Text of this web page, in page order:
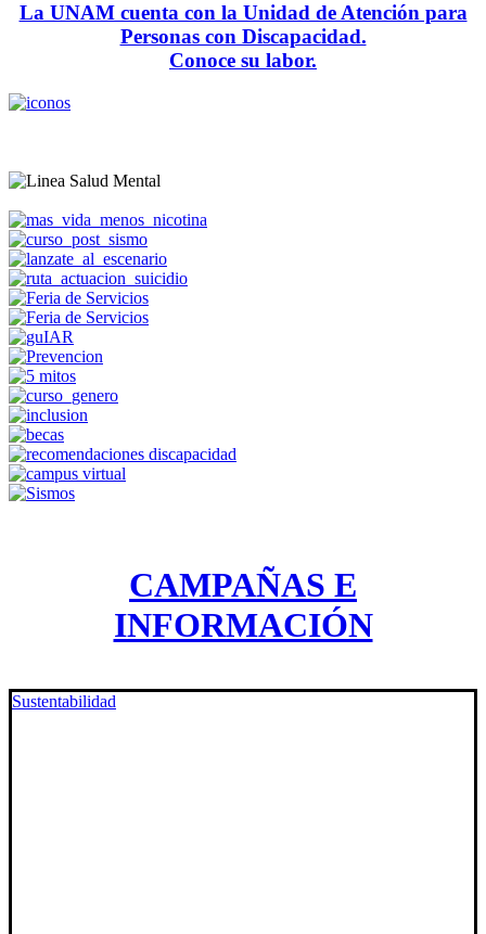
La UNAM cuenta con la Unidad de Atención para
Personas con Discapacidad.
Conoce su labor.
CAMPAÑAS E
INFORMACIÓN
Sustentabilidad